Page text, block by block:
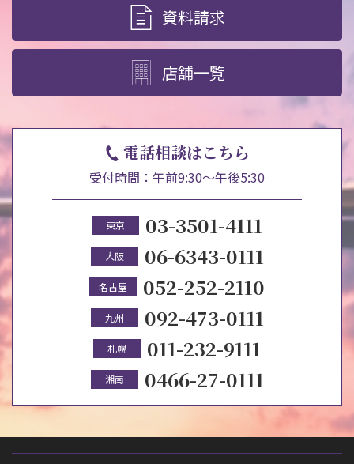
資料請求
店舗一覧
電話相談はこちら
受付時間：午前9:30～午後5:30
東京 03-3501-4111
大阪 06-6343-0111
名古屋 052-252-2110
九州 092-473-0111
札幌 011-232-9111
湘南 0466-27-0111